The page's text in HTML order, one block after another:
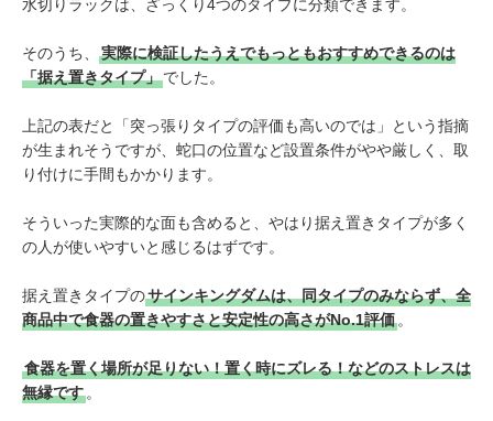
水切りラックは、ざっくり4つのタイプに分類できます。
そのうち、
実際に検証したうえでもっともおすすめできるのは
「据え置きタイプ」でした。
上記の表だと「突っ張りタイプの評価も高いのでは」という指摘
が生まれそうですが、蛇口の位置など設置条件がやや厳しく、取
り付けに手間もかかります。
そういった実際的な面も含めると、やはり据え置きタイプが多く
の人が使いやすいと感じるはずです。
据え置きタイプのサインキングダムは、同タイプのみならず、全
商品中で食器の置きやすさと安定性の高さがNo.1評価。
食器を置く場所が足りない！置く時にズレる！などのストレスは
無縁です。